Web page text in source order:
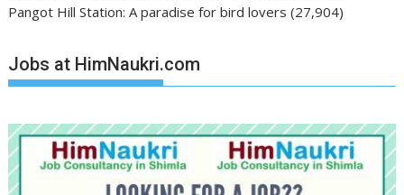
Pangot Hill Station: A paradise for bird lovers (27,904)
Jobs at HimNaukri.com